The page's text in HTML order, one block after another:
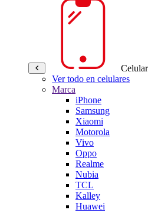
Ver todo en celulares
Marca
iPhone
Samsung
Xiaomi
Motorola
Vivo
Oppo
Realme
Nubia
TCL
Kalley
Huawei